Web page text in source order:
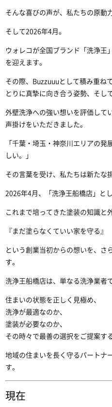
そんな喜びの声が、私たちの原動
そして2026年4月。
ウォレコが全国ブランド「洗浄王
を迎えます。
その際、Buzzuuuとして積み重ね
とりに真摯に向き合う姿勢、そし
外壁洗浄への強い想いを評価して
声掛けをいただきました。
「千葉・埼玉・神奈川エリアの
しい。」
その言葉を受け、私たちは新たな
2026年4月、「洗浄王船橋店」と
これまで培ってきた塗装の知識と
『まだ塗らなくていい家を守る』
という創業当初からの想いを、さ
す。
洗浄王船橋店は、単なる洗浄業者
住まいの状態を正しく見極め、
洗浄が最適なのか、
塗装が必要なのか、
その時々で最善の選択をご提案する
地域の住まいを長く守るパートナ
す。
現在